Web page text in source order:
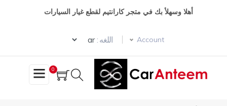
أهلا وسهلأ بك في متجر كارانتيم لقطع غيار السيارات
Account اللغه :
Select your language
0